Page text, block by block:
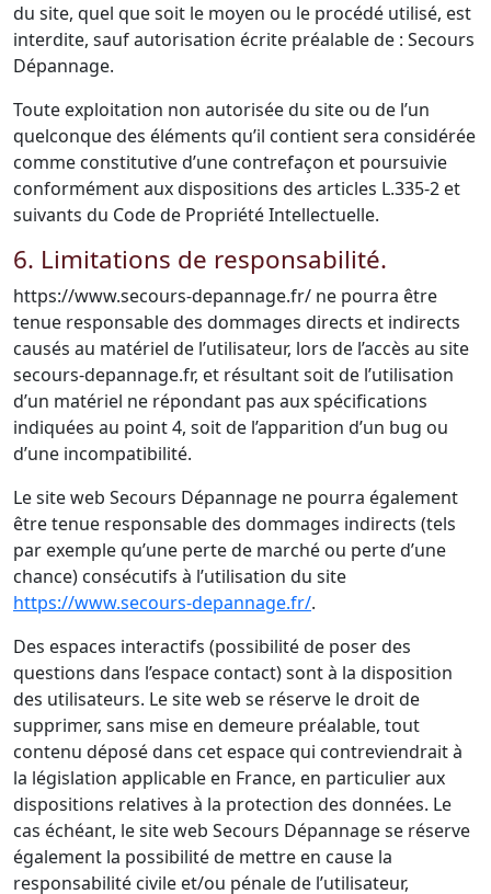
du site, quel que soit le moyen ou le procédé utilisé, est
interdite, sauf autorisation écrite préalable de : Secours
Dépannage.
Toute exploitation non autorisée du site ou de l’un
quelconque des éléments qu’il contient sera considérée
comme constitutive d’une contrefaçon et poursuivie
conformément aux dispositions des articles L.335-2 et
suivants du Code de Propriété Intellectuelle.
6. Limitations de responsabilité.
https://www.secours-depannage.fr/ ne pourra être
tenue responsable des dommages directs et indirects
causés au matériel de l’utilisateur, lors de l’accès au site
secours-depannage.fr, et résultant soit de l’utilisation
d’un matériel ne répondant pas aux spécifications
indiquées au point 4, soit de l’apparition d’un bug ou
d’une incompatibilité.
Le site web Secours Dépannage ne pourra également
être tenue responsable des dommages indirects (tels
par exemple qu’une perte de marché ou perte d’une
chance) consécutifs à l’utilisation du site
https://www.secours-depannage.fr/.
Des espaces interactifs (possibilité de poser des
questions dans l’espace contact) sont à la disposition
des utilisateurs. Le site web se réserve le droit de
supprimer, sans mise en demeure préalable, tout
contenu déposé dans cet espace qui contreviendrait à
la législation applicable en France, en particulier aux
dispositions relatives à la protection des données. Le
cas échéant, le site web Secours Dépannage se réserve
également la possibilité de mettre en cause la
responsabilité civile et/ou pénale de l’utilisateur,